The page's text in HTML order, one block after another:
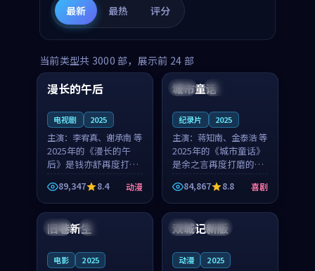
最新 最热 评分
当前类型共 3000 部，展示前 24 部
中国 高分
99:16
漫长的午后
电视剧 2025
主演： 李宥真、谢承南 等
2025年的《漫长的午
后》是钱亦舒再度打磨
的动漫佳作。中国大陆
的取景与海岛日常的氛
围相互成就，李宥真与
谢承南的对手戏自然克
制，让整部影片在悬念
89,347 8.4 动漫
美国 院线
城市童话
纪录片 2025
主演： 蒋知南、金泰浩 等
2025年的《城市童话》
是余之言再度打磨的喜
剧佳作。美国的取景与
历史战争的氛围相互成
就，蒋知南与金泰浩的
对手戏自然克制，让整
部影片在悬念与温度
84,867 8.8 喜剧
英国 完结
旧巷新生
电影 2025
中国 独播
双城记新版
动漫 2025